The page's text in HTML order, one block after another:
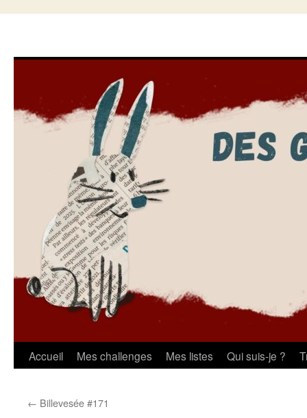
Aller
contenu
Accueil Mes challenges Mes listes Qui suis-je ?
← Billevesée #171